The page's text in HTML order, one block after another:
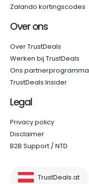
Zalando kortingscodes
Over ons
Over TrustDeals
Werken bij TrustDeals
Ons partnerprogramma
TrustDeals Insider
Legal
Privacy policy
Disclaimer
B2B Support / NTD
TrustDeals.at